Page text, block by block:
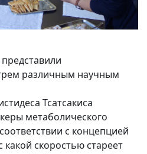
различным научным
Тсатсакиса
метаболического
с концепцией
какой скоростью стареет